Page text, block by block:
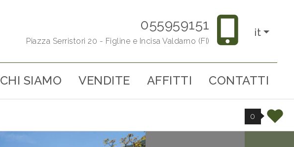
055959151
Piazza Serristori 20 - Figline e Incisa Valdarno (FI)
it
CHI SIAMO VENDITE AFFITTI CONTATTI
0